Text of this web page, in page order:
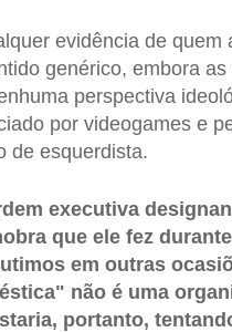
evidência de quem
genérico, embora
perspectiva
por videogames e
de esquerdista.
executiva
que ele fez
em outras
não é uma
portanto,